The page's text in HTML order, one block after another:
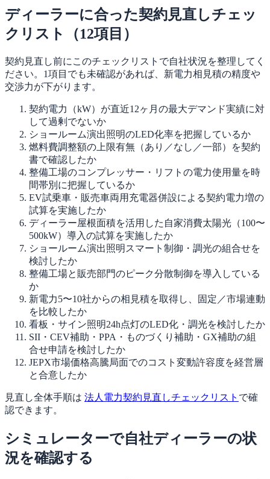
ディーラーに合った契約見直しチェッ
クリスト（12項目）
契約見直し前にこのチェックリストで自社状況を整理してく
ださい。1項目でも未確認があれば、新電力相見積の精度や
交渉力が下がります。
契約電力（kW）が直近12ヶ月の最大デマンド実績に対
して過剰でないか
ショールーム演出照明のLED化率を把握しているか
燃料費調整額の上限有無（あり／なし／一部）を契約
書で確認したか
整備工場のコンプレッサー・リフトの電力使用量を時
間帯別に把握しているか
EV試乗車・販売車両用充電器併設による契約電力増の
試算を実施したか
ディーラー屋根面積を活用した自家消費太陽光（100〜
500kW）導入の試算を実施したか
ショールーム演出照明スマート制御・調光の組合せを
検討したか
整備工場と販売部門のピーク分散制御を導入している
か
新電力5〜10社からの相見積を取得し、固定／市場連動
を比較したか
看板・サイン照明24h点灯のLED化・調光を検討したか
SII・CEV補助・PPA・ものづくり補助・GX補助の組
合せ申請を検討したか
JEPX市場価格高騰局面でのコスト変動許容度を経営層
と合意したか
見直し全体手順は 法人電力契約見直しチェックリスト で確
認できます。
シミュレーターで自社ディーラーの状
況を確認する